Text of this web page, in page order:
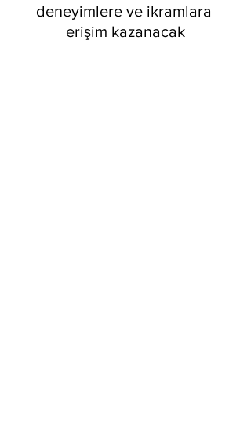
deneyimlere ve ikramlara
erişim kazanacak